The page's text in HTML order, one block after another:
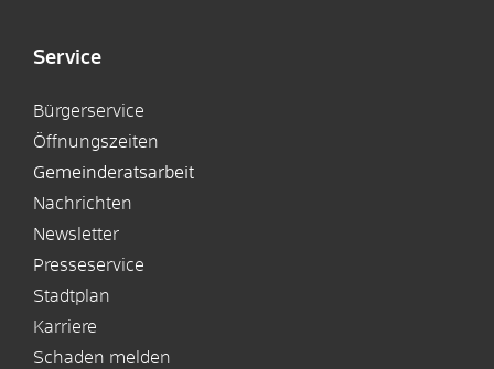
Service
Bürgerservice
Öffnungszeiten
Gemeinderatsarbeit
Nachrichten
Newsletter
Presseservice
Stadtplan
Karriere
Schaden melden